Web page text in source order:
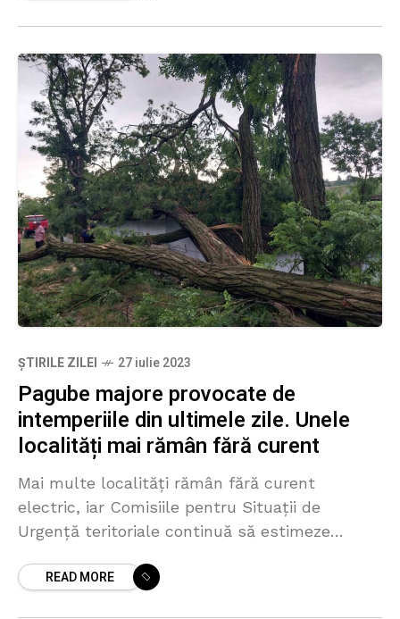
ȘTIRILE ZILEI 27 iulie 2023
Pagube majore provocate de
intemperiile din ultimele zile. Unele
localități mai rămân fără curent
Mai multe localități rămân fără curent
electric, iar Comisiile pentru Situații de
Urgență teritoriale continuă să estimeze
ultimele zile. Potrivit Inspectoratului
READ MORE